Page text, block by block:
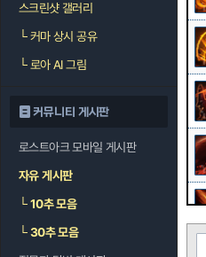
스크린샷 갤러리
└커마 상시 공유
└로아 AI 그림
커뮤니티 게시판
로스트아크 모바일 게시판
자유 게시판
└10추 모음
└30추 모음